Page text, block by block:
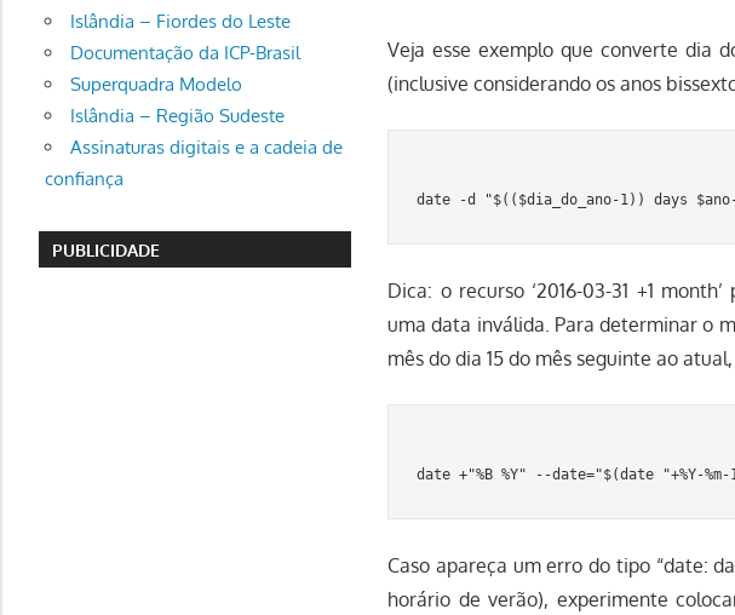
Veja esse exemplo que converte dia
(inclusive considerando os anos
Dica: o recurso ‘2016-03-31 +1
uma data inválida. Para determinar o
mês do dia 15 do mês seguinte ao
Caso apareça um erro do tipo “date:
horário de verão), experimente
Islândia – Fiordes do Leste
Documentação da ICP-Brasil
Superquadra Modelo
Islândia – Região Sudeste
Assinaturas digitais e a cadeia de
confiança
PUBLICIDADE